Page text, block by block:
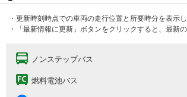
・更新時刻時点での車両の走行位置と所要時分を表示し
・「最新情報に更新」ボタンをクリックすると、最新
ノンステップバス
燃料電池バス